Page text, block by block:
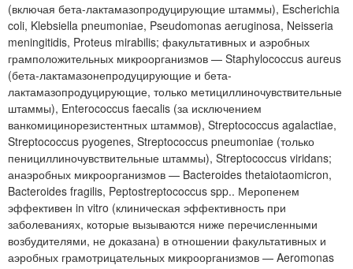
(включая бета-лактамазопродуцирующие штаммы), Escherichia
coli, Klebsiella pneumoniae, Pseudomonas aeruginosa, Neisseria
meningitidis, Proteus mirabilis; факультативных и аэробных
грамположительных микроорганизмов — Staphylococcus aureus
(бета-лактамазонепродуцирующие и бета-
лактамазопродуцирующие, только метициллиночувствительные
штаммы), Enterococcus faecalis (за исключением
ванкомицинорезистентных штаммов), Streptococcus agalactiae,
Streptococcus pyogenes, Streptococcus pneumoniae (только
пенициллиночувствительные штаммы), Streptococcus viridans;
анаэробных микроорганизмов — Bacteroides thetaiotaomicron,
Bacteroides fragilis, Peptostreptococcus spp.. Меропенем
эффективен in vitro (клиническая эффективность при
заболеваниях, которые вызываются ниже перечисленными
возбудителями, не доказана) в отношении факультативных и
аэробных грамотрицательных микроорганизмов — Aeromonas